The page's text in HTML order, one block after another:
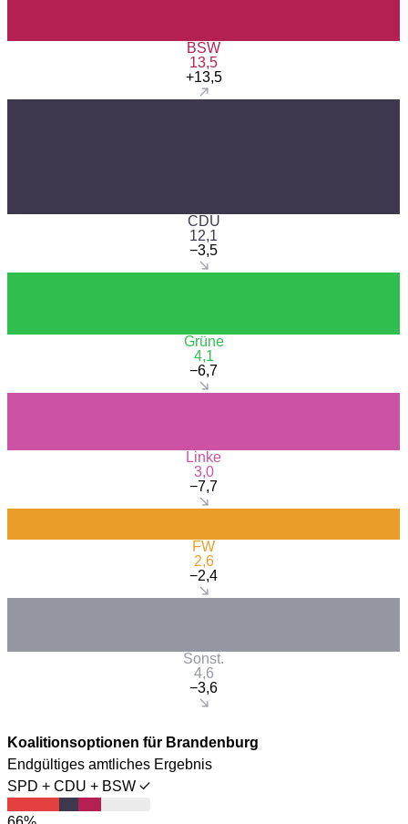
BSW
13,5
+13,5
CDU
12,1
−3,5
Grüne
4,1
−6,7
Linke
3,0
−7,7
FW
2,6
−2,4
Sonst.
4,6
−3,6
Koalitionsoptionen für Brandenburg
Endgültiges amtliches Ergebnis
SPD + CDU + BSW